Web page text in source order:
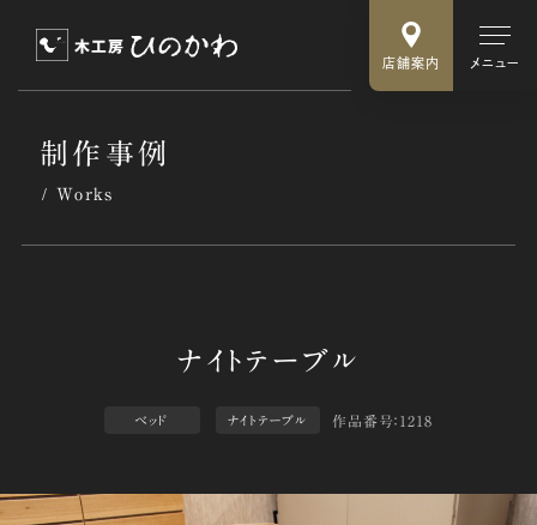
店舗案内 メニュー
制作事例
Works
ベッド ナイトテーブル 作品番号：1218